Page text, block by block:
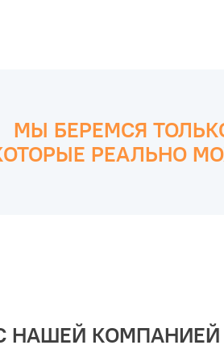
МЫ БЕРЕМСЯ
РЕАЛЬНО
НАШЕЙ КОМПАНИЕЙ